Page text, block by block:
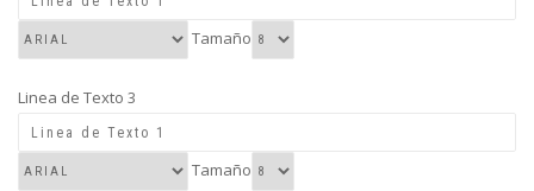
Tamaño
Linea de Texto 3
Tamaño